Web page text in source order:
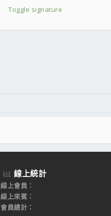
Toggle signature
線上統計
線上會員
線上來賓
會員總計